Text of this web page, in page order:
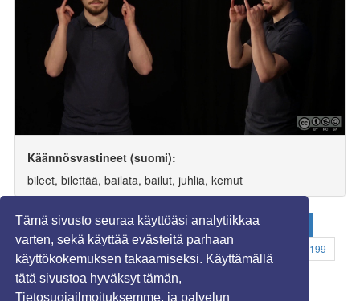
Tämä sivusto seuraa käyttöäsi analytiikkaa
varten, sekä käyttää evästeitä parhaan
käyttökokemuksen takaamiseksi. Käyttämällä
tätä sivustoa hyväksyt tämän,
Tietosuojailmoituksemme, ja palvelun
Käännösvastineet (suomi):
bileet, bilettää, bailata, bailut, juhlia, kemut
« ... 3 4 5 6 7 8 9 10
13
14 15 16 17 18 19 20
199
»